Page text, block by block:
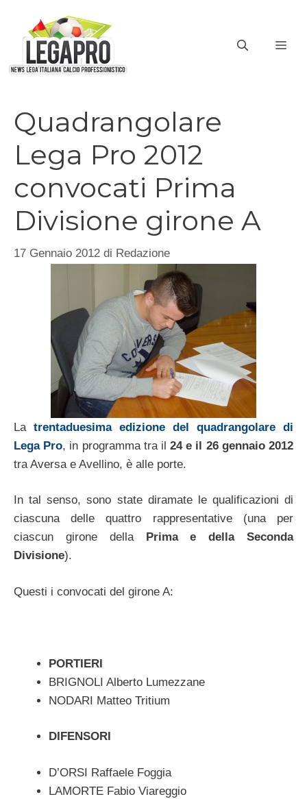
contenuto
Quadrangolare
Lega Pro 2012
convocati Prima
Divisione girone A
17 Gennaio 2012 di Redazione
La trentaduesima edizione del quadrangolare di
Lega Pro, in programma tra il 24 e il 26 gennaio 2012
tra Aversa e Avellino, è alle porte.
In tal senso, sono state diramate le qualificazioni di
ciascuna delle quattro rappresentative (una per
ciascun girone della
Prima e della Seconda
Divisione).
Questi i convocati del girone A:
PORTIERI
BRIGNOLI Alberto Lumezzane
NODARI Matteo Tritium
DIFENSORI
D’ORSI Raffaele Foggia
LAMORTE Fabio Viareggio